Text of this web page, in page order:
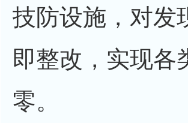
技防设施，对发
即整改，实现各
零。